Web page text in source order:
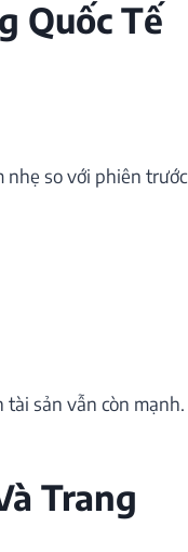
Quốc Tế
nhẹ so với phiên trước
sản vẫn còn mạnh.
Trang